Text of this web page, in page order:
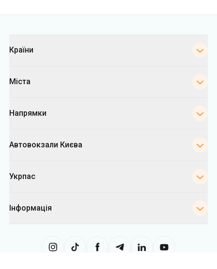
Країни
Міста
Напрямки
Автовокзали Києва
Укрпас
Інформація